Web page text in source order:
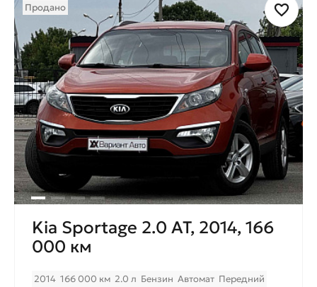
Продано
Kia Sportage 2.0 AT, 2014, 166
000 км
2014 166 000 км 2.0 л Бензин Автомат Передний